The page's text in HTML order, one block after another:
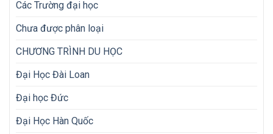
Các Trường đại học
Chưa được phân loại
CHƯƠNG TRÌNH DU HỌC
Đại Học Đài Loan
Đại học Đức
Đại Học Hàn Quốc